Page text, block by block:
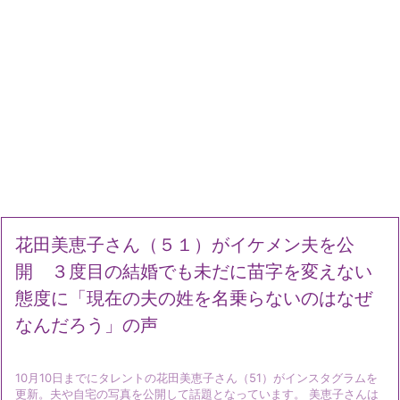
花田美恵子さん（５１）がイケメン夫を公
開 ３度目の結婚でも未だに苗字を変えない
態度に「現在の夫の姓を名乗らないのはなぜ
なんだろう」の声
10月10日までにタレントの花田美恵子さん（51）がインスタグラムを
更新。夫や自宅の写真を公開して話題となっています。 美恵子さんは